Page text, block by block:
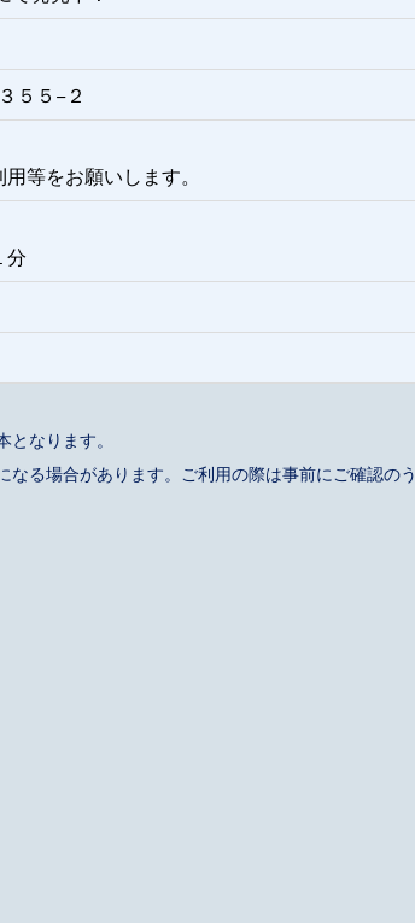
５５−２
等をお願いします。
分
なります。
る場合があります。ご利用の際は事前にご確認のう